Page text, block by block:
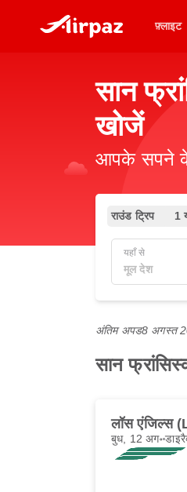
फ़्लाइट
सान
खोजें
आपके सपने के
राउंड ट्रिप 1
यहाँ से
अंतिम अपड8 अगस्त
सान
लॉस एंजिल्स
बुध, 12 अग॰